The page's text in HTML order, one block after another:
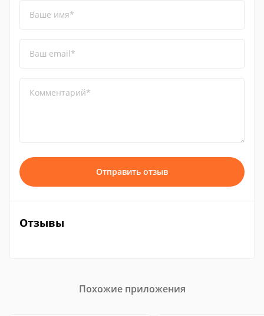
Ваше имя*
Ваш email*
Комментарий*
Отправить отзыв
Отзывы
Похожие приложения